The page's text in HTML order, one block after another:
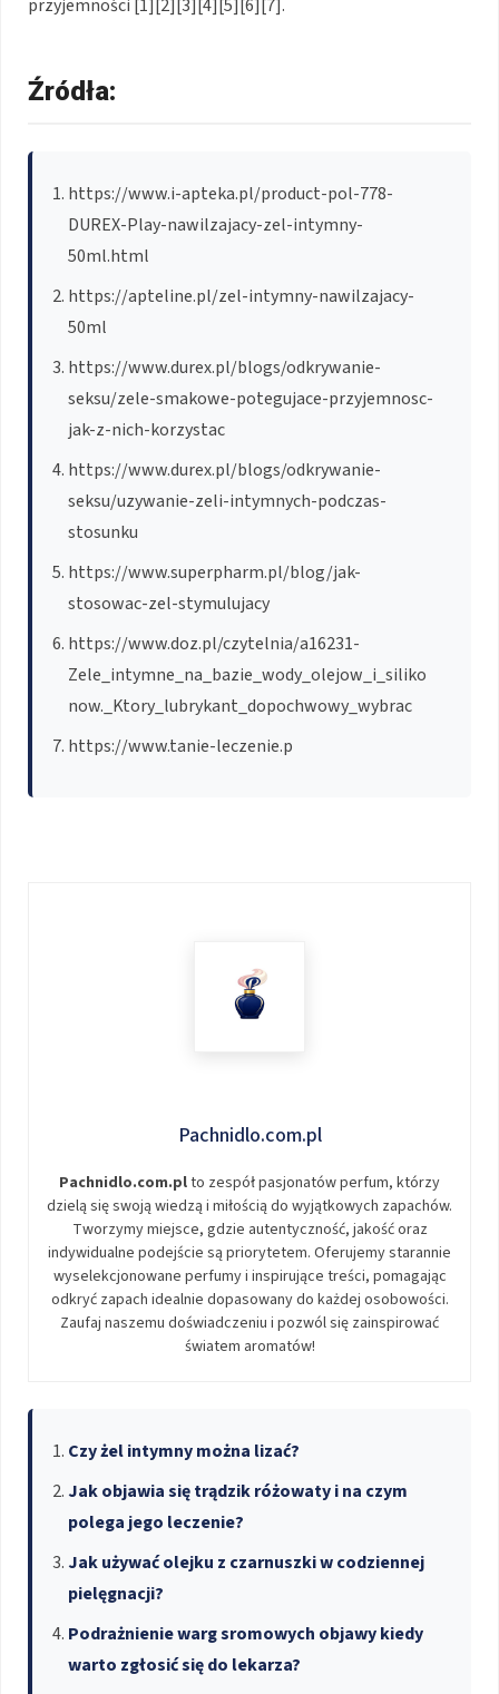
przyjemności [1][2][3][4][5][6][7].
Źródła:
https://www.i-apteka.pl/product-pol-778-
DUREX-Play-nawilzajacy-zel-intymny-
50ml.html
https://apteline.pl/zel-intymny-nawilzajacy-
50ml
https://www.durex.pl/blogs/odkrywanie-
seksu/zele-smakowe-potegujace-przyjemnosc-
jak-z-nich-korzystac
https://www.durex.pl/blogs/odkrywanie-
seksu/uzywanie-zeli-intymnych-podczas-
stosunku
https://www.superpharm.pl/blog/jak-
stosowac-zel-stymulujacy
https://www.doz.pl/czytelnia/a16231-
Zele_intymne_na_bazie_wody_olejow_i_siliko
now._Ktory_lubrykant_dopochwowy_wybrac
https://www.tanie-leczenie.p
Pachnidlo.com.pl
Pachnidlo.com.plto zespół pasjonatów perfum, którzy
dzielą się swoją wiedzą i miłością do wyjątkowych zapachów.
Tworzymy miejsce, gdzie autentyczność, jakość oraz
indywidualne podejście są priorytetem. Oferujemy starannie
wyselekcjonowane perfumy i inspirujące treści, pomagając
odkryć zapach idealnie dopasowany do każdej osobowości.
Zaufaj naszemu doświadczeniu i pozwól się zainspirować
światem aromatów!
Czy żel intymny można lizać?
Jak objawia się trądzik różowaty i na czym
polega jego leczenie?
Jak używać olejku z czarnuszki w codziennej
pielęgnacji?
Podrażnienie warg sromowych objawy kiedy
warto zgłosić się do lekarza?